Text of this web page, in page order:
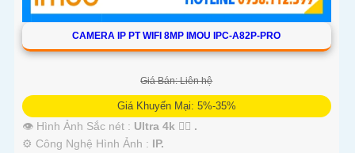
CAMERA IP PT WIFI 8MP IMOU IPC-A82P-PRO
Giá Bán: Liên hệ
Giá Khuyến Mại: 5%-35%
👁 Hình Ảnh Sắc nét : Ultra 4k 👍🏾 .
⚙ Công Nghệ Hình Ảnh : IP.